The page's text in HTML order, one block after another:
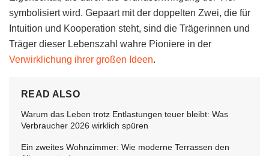
symbolisiert wird. Gepaart mit der doppelten Zwei, die für
Intuition und Kooperation steht, sind die Trägerinnen und
Träger dieser Lebenszahl wahre Pioniere in der
Verwirklichung ihrer großen Ideen.
READ ALSO
Warum das Leben trotz Entlastungen teuer bleibt: Was
Verbraucher 2026 wirklich spüren
Ein zweites Wohnzimmer: Wie moderne Terrassen den